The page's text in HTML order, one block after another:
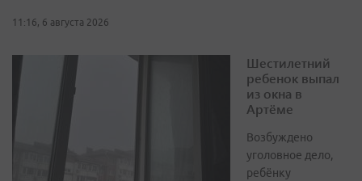
11:16, 6 августа 2026
Шестилетний
ребенок выпал
из окна в
Артёме
Возбуждено
уголовное дело,
ребёнку